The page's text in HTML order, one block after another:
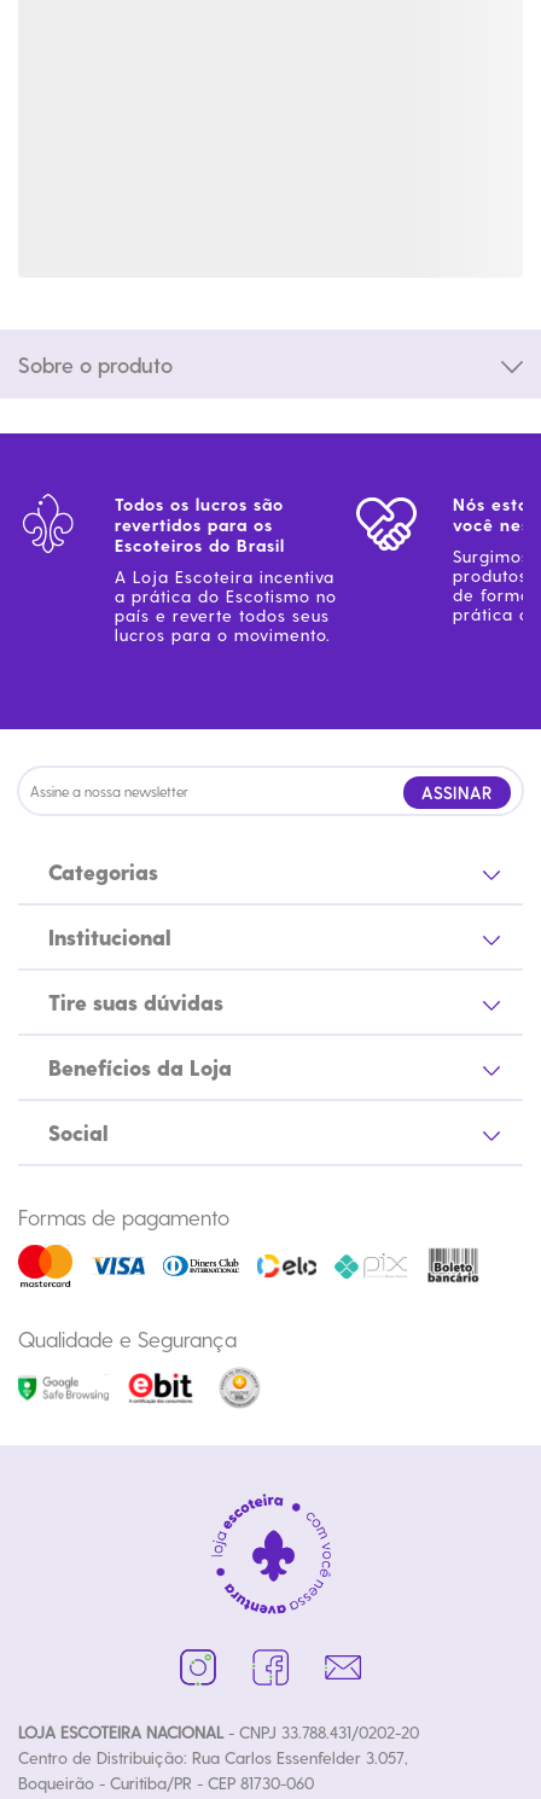
Sobre o produto
Todos os lucros são
revertidos para os
Escoteiros do Brasil
A Loja Escoteira incentiva
a prática do Escotismo no
país e reverte todos seus
lucros para o movimento.
Nós
você
Surgimos
produtos
de forma
prática
ASSINAR
Categorias
Institucional
Tire suas dúvidas
Benefícios da Loja
Social
Formas de pagamento
Qualidade e Segurança
LOJA ESCOTEIRA NACIONAL- CNPJ 33.788.431/0202-20
Centro de Distribuição: Rua Carlos Essenfelder 3.057,
Boqueirão - Curitiba/PR - CEP 81730-060